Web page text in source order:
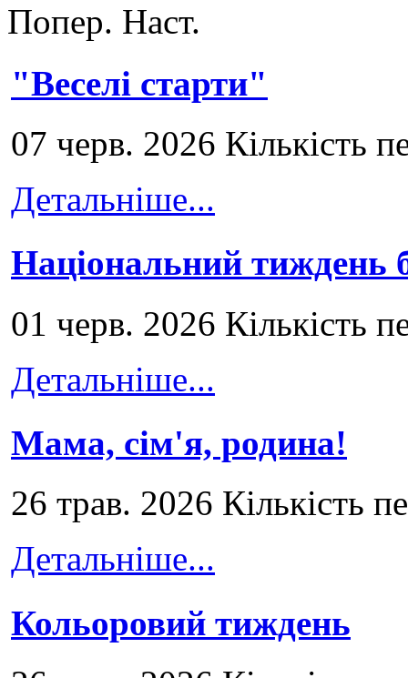
Попер. Наст.
"Веселі старти"
07 черв. 2026 Кількість
Детальніше...
Національний тиждень
01 черв. 2026 Кількість
Детальніше...
Мама, сім'я, родина!
26 трав. 2026 Кількість
Детальніше...
Кольоровий тиждень